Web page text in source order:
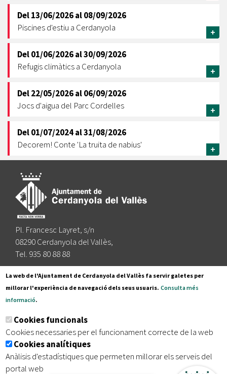
Del13/06/2026al08/09/2026
Piscines d'estiu a Cerdanyola
+
Del01/06/2026al30/09/2026
Refugis climàtics a Cerdanyola
+
Del22/05/2026al06/09/2026
Jocs d'aigua del Parc Cordelles
+
Del01/07/2024al31/08/2026
Decorem! Conte 'La truita de nabius'
+
Pl. Francesc Layret, s/n
08290 Cerdanyola del Vallès,
Tel. 935 80 88 88
Segueix-nos a:
Subscriu-te al nostre butlletí
Inici | Avís legal | Protecció de dades
| Accessibilitat
La web de l'Ajuntament de Cerdanyola del Vallès fa servir galetes per
millorar l'experiència de navegació dels seus usuaris. Consulta més
informació.
Cookies funcionals
Cookies necessaries per el funcionament correcte de la web
Cookies analítiques
Anàlisis d'estadístiques que permeten millorar els serveis del
portal web